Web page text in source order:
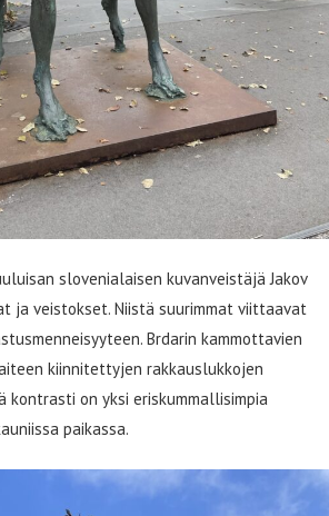
slovenialaisen kuvanveistäjä Jakov
ja veistokset. Niistä suurimmat viittaavat
Brdarin kammottavien
kiinnitettyjen rakkauslukkojen
kontrasti on yksi eriskummallisimpia
paikassa.